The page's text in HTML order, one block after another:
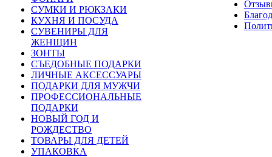
СУМКИ И РЮКЗАКИ
КУХНЯ И ПОСУДА
СУВЕНИРЫ ДЛЯ
ЖЕНЩИН
ЗОНТЫ
СЪЕДОБНЫЕ ПОДАРКИ
ЛИЧНЫЕ АКСЕССУАРЫ
ПОДАРКИ ДЛЯ МУЖЧИ
ПРОФЕССИОНАЛЬНЫЕ
ПОДАРКИ
НОВЫЙ ГОД И
РОЖДЕСТВО
ТОВАРЫ ДЛЯ ДЕТЕЙ
УПАКОВКА